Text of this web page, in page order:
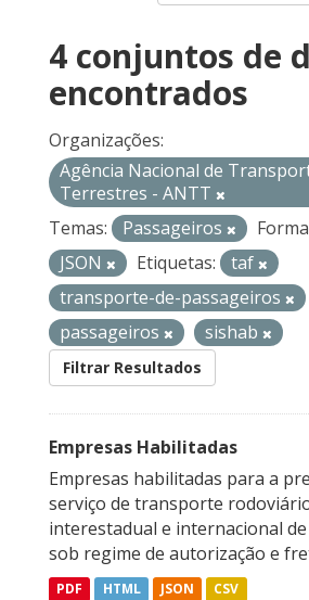
4 conjuntos de
encontrados
Organizações:
Agência Nacional de
Terrestres - ANTT
Temas:
Passageiros
JSON
Etiquetas:
taf
transporte-de-passageiros
passageiros
sishab
Filtrar Resultados
Empresas Habilitadas
Empresas habilitadas para a
serviço de transporte
interestadual e internacional
sob regime de autorização e
PDF HTML JSON CSV